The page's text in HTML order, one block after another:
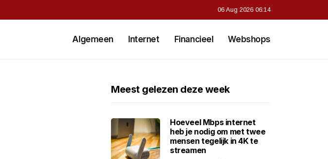
06 Aug 2026 06:14
Algemeen Internet Financieel Webshops
Meest gelezen deze week
Hoeveel Mbps internet
heb je nodig om met twee
mensen tegelijk in 4K te
streamen